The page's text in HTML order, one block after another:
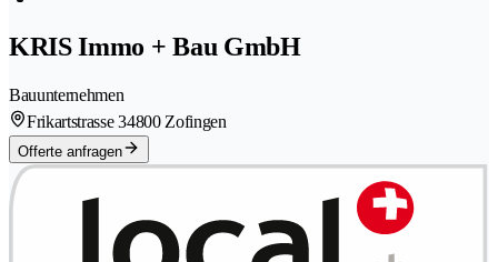
KRIS Immo + Bau GmbH
Bauunternehmen
Frikartstrasse 34800 Zofingen
Offerte anfragen